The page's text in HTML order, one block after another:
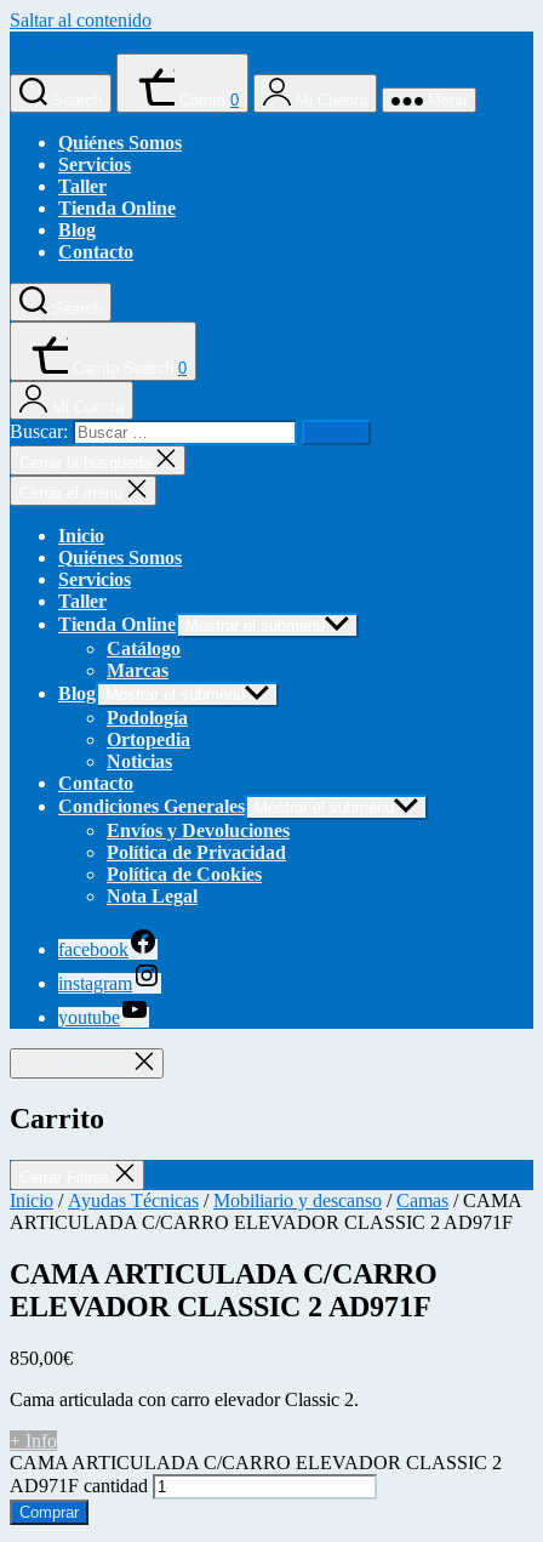
Saltar al contenido
0
Quiénes Somos
Servicios
Taller
Tienda Online
Blog
Contacto
0
Buscar:
Inicio
Quiénes Somos
Servicios
Taller
Tienda Online
Catálogo
Marcas
Blog
Podología
Ortopedia
Noticias
Contacto
Condiciones Generales
Envíos y Devoluciones
Política de Privacidad
Política de Cookies
Nota Legal
facebook
instagram
youtube
Carrito
Inicio / Ayudas Técnicas /Mobiliario y descanso /Camas / CAMA
ARTICULADA C/CARRO ELEVADOR CLASSIC 2 AD971F
CAMA ARTICULADA C/CARRO
ELEVADOR CLASSIC 2 AD971F
850,00€
Cama articulada con carro elevador Classic 2.
+ Info
CAMA ARTICULADA C/CARRO ELEVADOR CLASSIC 2
AD971F cantidad
Comprar